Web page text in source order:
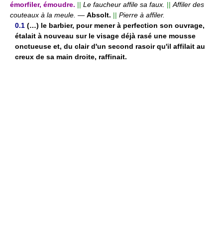
émorfiler, émoudre. || Le faucheur affile sa faux. || Affiler des
couteaux à la meule. — Absolt. || Pierre à affiler.
0.1 (…) le barbier, pour mener à perfection son ouvrage,
étalait à nouveau sur le visage déjà rasé une mousse
onctueuse et, du clair d'un second rasoir qu'il affilait au
creux de sa main droite, raffinait.